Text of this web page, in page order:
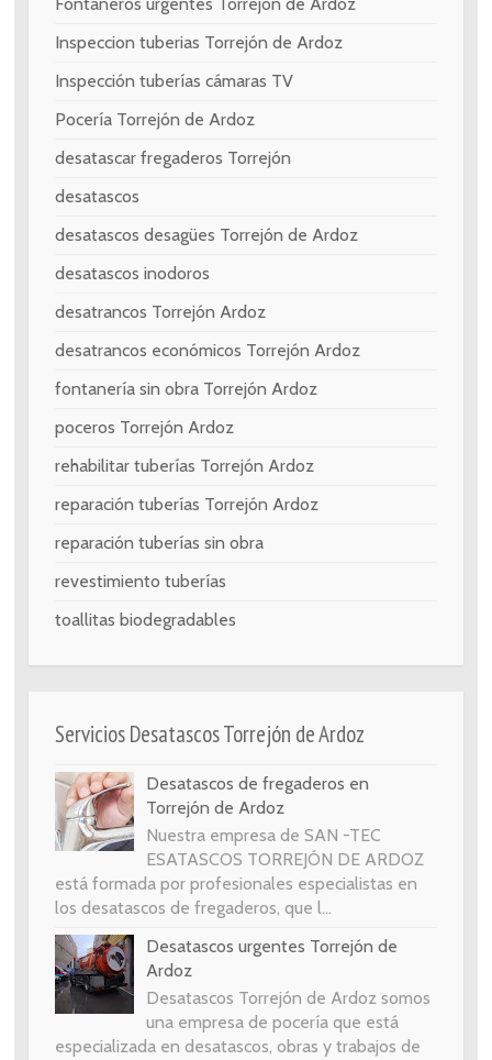
Inspeccion tuberias Torrejón de Ardoz
Inspección tuberías cámaras TV
Pocería Torrejón de Ardoz
desatascar fregaderos Torrejón
desatascos
desatascos desagües Torrejón de Ardoz
desatascos inodoros
desatrancos Torrejón Ardoz
desatrancos económicos Torrejón Ardoz
fontanería sin obra Torrejón Ardoz
poceros Torrejón Ardoz
rehabilitar tuberías Torrejón Ardoz
reparación tuberías Torrejón Ardoz
reparación tuberías sin obra
revestimiento tuberías
toallitas biodegradables
Servicios Desatascos Torrejón de Ardoz
Desatascos de fregaderos en
Torrejón de Ardoz
Nuestra empresa de SAN -TEC
ESATASCOS TORREJÓN DE ARDOZ
está formada por profesionales especialistas en
los desatascos de fregaderos, que l...
Desatascos urgentes Torrejón de
Ardoz
Desatascos Torrejón de Ardoz somos
una empresa de pocería que está
especializada en desatascos, obras y trabajos de